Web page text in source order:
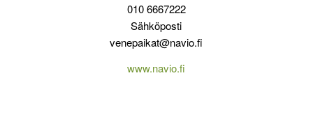
010 6667222
Sähköposti
venepaikat@navio.fi
www.navio.fi